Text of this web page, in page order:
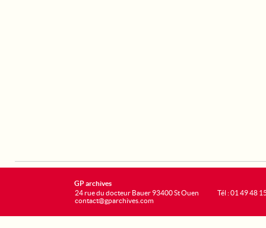
GP archives
24 rue du docteur Bauer 93400 St Ouen
contact@gparchives.com
Tél : 01 49 48